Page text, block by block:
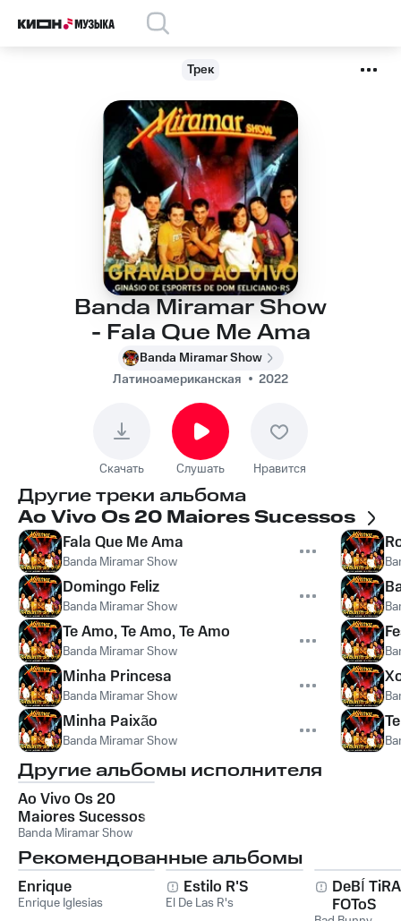
Трек
Banda Miramar Show
- Fala Que Me Ama
Banda Miramar Show
Латиноамериканская
2022
Скачать Слушать Нравится
Другие треки альбома
Ao Vivo Os 20 Maiores Sucessos
Fala Que Me Ama
Banda Miramar Show
Domingo Feliz
Banda Miramar Show
Te Amo, Te Amo, Te Amo
Banda Miramar Show
Minha Princesa
Banda Miramar Show
Minha Paixão
Banda Miramar Show
Другие альбомы исполнителя
Ao Vivo Os 20
Maiores Sucessos
Banda Miramar Show
Рекомендованные альбомы
Enrique
Enrique Iglesias
Estilo R'S
El De Las R's
DeBÍ
FOToS